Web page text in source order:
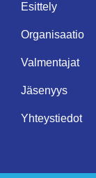
Esittely
Organisaatio
Valmentajat
Jäsenyys
Yhteystiedot